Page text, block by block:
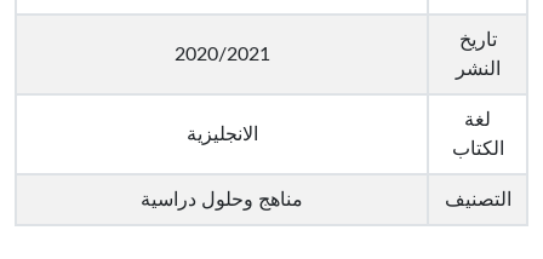
تاريخ
النشر
2020/2021
لغة
الكتاب
الانجليزية
التصنيف مناهج وحلول دراسية